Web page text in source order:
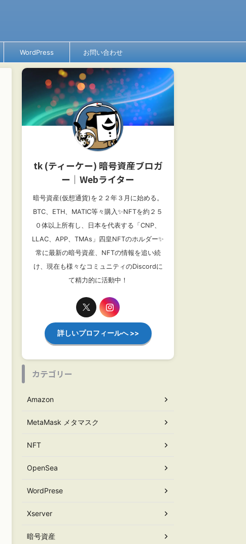
WordPress お問い合わせ
tk (ティーケー) 暗号資産ブロガ
ー│Webライター
暗号資産(仮想通貨)を２２年３月に始める。
BTC、ETH、MATIC等々購入✨NFTを約２５
０体以上所有し、日本を代表する「CNP、
LLAC、APP、TMAs」四皇NFTのホルダー✨
常に最新の暗号資産、NFTの情報を追い続
け、現在も様々なコミュニティのDiscordに
て精力的に活動中！
詳しいプロフィールへ >>
カテゴリー
Amazon
MetaMask メタマスク
NFT
OpenSea
WordPrese
Xserver
暗号資産